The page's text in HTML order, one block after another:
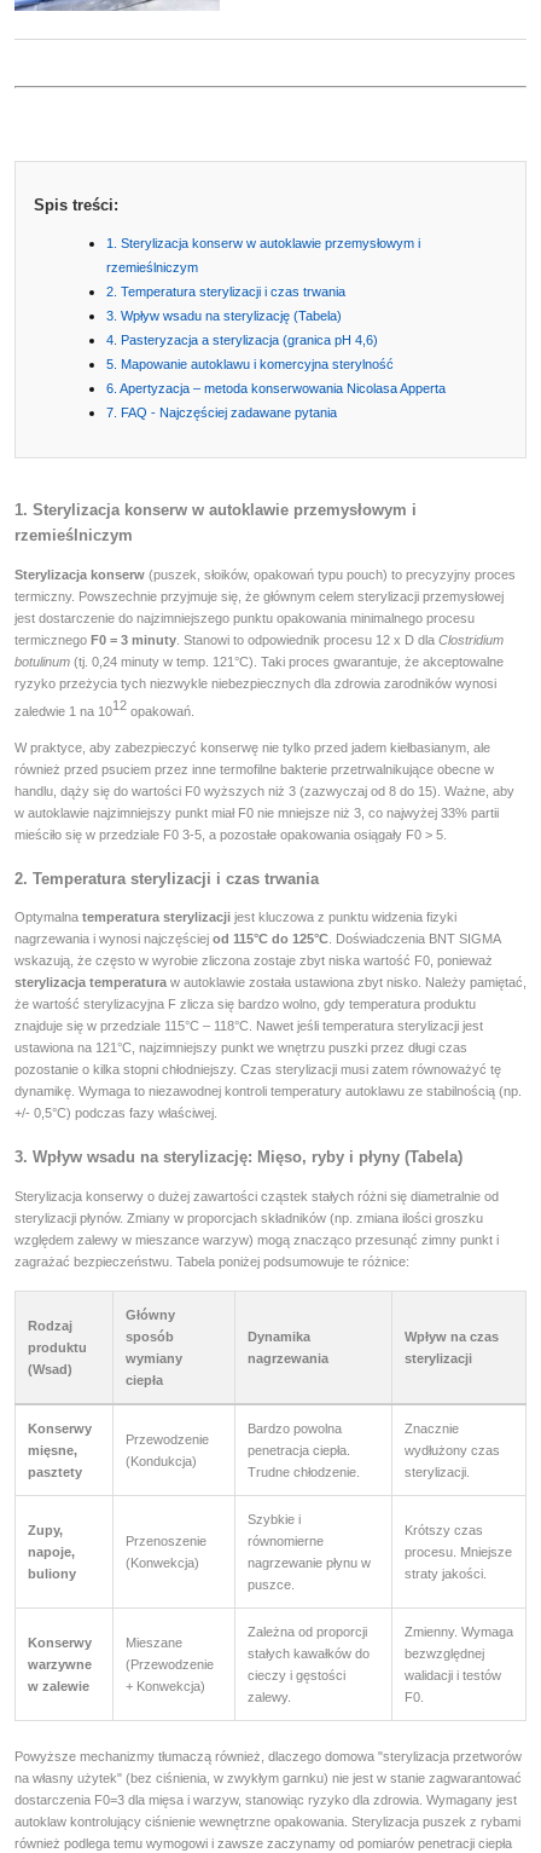
Spis treści:
1. Sterylizacja konserw w autoklawie przemysłowym i
rzemieślniczym
2. Temperatura sterylizacji i czas trwania
3. Wpływ wsadu na sterylizację (Tabela)
4. Pasteryzacja a sterylizacja (granica pH 4,6)
5. Mapowanie autoklawu i komercyjna sterylność
6. Apertyzacja – metoda konserwowania Nicolasa Apperta
7. FAQ - Najczęściej zadawane pytania
1. Sterylizacja konserw w autoklawie przemysłowym i
rzemieślniczym
Sterylizacja konserw (puszek, słoików, opakowań typu pouch) to precyzyjny proces
termiczny. Powszechnie przyjmuje się, że głównym celem sterylizacji przemysłowej
jest dostarczenie do najzimniejszego punktu opakowania minimalnego procesu
termicznego F0 = 3 minuty . Stanowi to odpowiednik procesu 12 x D dla Clostridium
botulinum (tj. 0,24 minuty w temp. 121°C). Taki proces gwarantuje, że akceptowalne
ryzyko przeżycia tych niezwykle niebezpiecznych dla zdrowia zarodników wynosi
zaledwie 1 na 1012 opakowań.
W praktyce, aby zabezpieczyć konserwę nie tylko przed jadem kiełbasianym, ale
również przed psuciem przez inne termofilne bakterie przetrwalnikujące obecne w
handlu, dąży się do wartości F0 wyższych niż 3 (zazwyczaj od 8 do 15). Ważne, aby
w autoklawie najzimniejszy punkt miał F0 nie mniejsze niż 3, co najwyżej 33% partii
mieściło się w przedziale F0 3-5, a pozostałe opakowania osiągały F0 > 5.
2. Temperatura sterylizacji i czas trwania
Optymalna temperatura sterylizacji jest kluczowa z punktu widzenia fizyki
nagrzewania i wynosi najczęściej od 115°C do 125°C. Doświadczenia BNT SIGMA
wskazują, że często w wyrobie zliczona zostaje zbyt niska wartość F0, ponieważ
sterylizacja temperatura w autoklawie została ustawiona zbyt nisko. Należy pamiętać,
że wartość sterylizacyjna F zlicza się bardzo wolno, gdy temperatura produktu
znajduje się w przedziale 115°C – 118°C. Nawet jeśli temperatura sterylizacji jest
ustawiona na 121°C, najzimniejszy punkt we wnętrzu puszki przez długi czas
pozostanie o kilka stopni chłodniejszy. Czas sterylizacji musi zatem równoważyć tę
dynamikę. Wymaga to niezawodnej kontroli temperatury autoklawu ze stabilnością (np.
+/- 0,5°C) podczas fazy właściwej.
3. Wpływ wsadu na sterylizację: Mięso, ryby i płyny (Tabela)
Sterylizacja konserwy o dużej zawartości cząstek stałych różni się diametralnie od
sterylizacji płynów. Zmiany w proporcjach składników (np. zmiana ilości groszku
względem zalewy w mieszance warzyw) mogą znacząco przesunąć zimny punkt i
zagrażać bezpieczeństwu. Tabela poniżej podsumowuje te różnice:
Rodzaj
produktu
(Wsad)
Główny
sposób
wymiany
ciepła
Dynamika
nagrzewania
Wpływ na czas
sterylizacji
Konserwy
mięsne,
pasztety
Przewodzenie
(Kondukcja)
Bardzo powolna
penetracja ciepła.
Trudne chłodzenie.
Znacznie
wydłużony czas
sterylizacji.
Zupy,
napoje,
buliony
Przenoszenie
(Konwekcja)
Szybkie i
równomierne
nagrzewanie płynu w
puszce.
Krótszy czas
procesu. Mniejsze
straty jakości.
Konserwy
warzywne
w zalewie
Mieszane
(Przewodzenie
+ Konwekcja)
Zależna od proporcji
stałych kawałków do
cieczy i gęstości
zalewy.
Zmienny. Wymaga
bezwzględnej
walidacji i testów
F0.
Powyższe mechanizmy tłumaczą również, dlaczego domowa "sterylizacja przetworów
na własny użytek" (bez ciśnienia, w zwykłym garnku) nie jest w stanie zagwarantować
dostarczenia F0=3 dla mięsa i warzyw, stanowiąc ryzyko dla zdrowia. Wymagany jest
autoklaw kontrolujący ciśnienie wewnętrzne opakowania. Sterylizacja puszek z rybami
również podlega temu wymogowi i zawsze zaczynamy od pomiarów penetracji ciepła